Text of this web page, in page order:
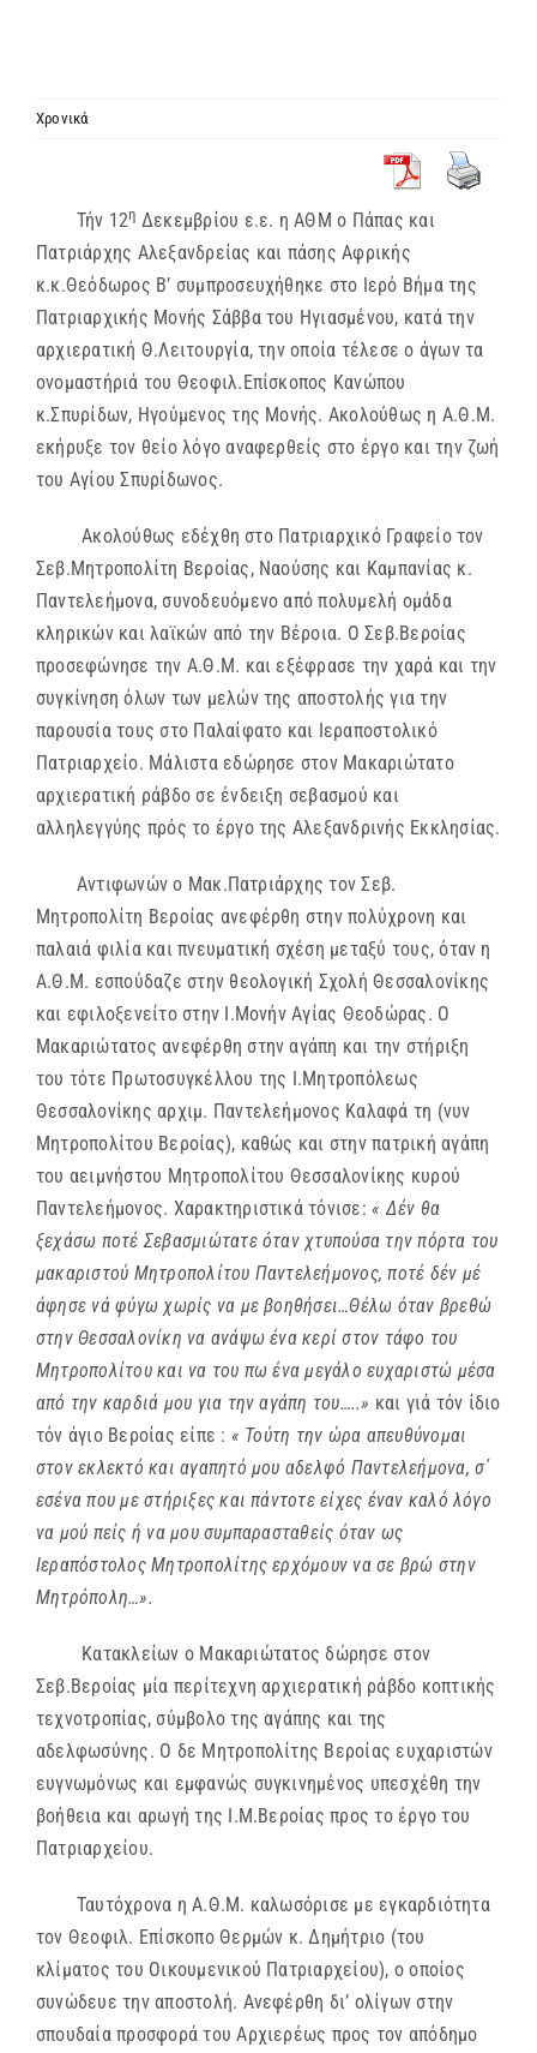
ΕΝΗΜΕΡΩΣΗ
Χρονικά
Τήν 12η Δεκεμβρίου ε.ε. η ΑΘΜ ο Πάπας και
Πατριάρχης Αλεξανδρείας και πάσης Αφρικής
κ.κ.Θεόδωρος Β’ συμπροσευχήθηκε στο Ιερό Βήμα της
Πατριαρχικής Μονής Σάββα του Ηγιασμένου, κατά την
αρχιερατική Θ.Λειτουργία, την οποία τέλεσε ο άγων τα
ονομαστήριά του Θεοφιλ.Επίσκοπος Κανώπου
κ.Σπυρίδων, Ηγούμενος της Μονής. Ακολούθως η Α.Θ.Μ.
εκήρυξε τον θείο λόγο αναφερθείς στο έργο και την ζωή
του Αγίου Σπυρίδωνος.
Ακολούθως εδέχθη στο Πατριαρχικό Γραφείο τον
Σεβ.Μητροπολίτη Βεροίας, Ναούσης και Καμπανίας κ.
Παντελεήμονα, συνοδευόμενο από πολυμελή ομάδα
κληρικών και λαϊκών από την Βέροια. Ο Σεβ.Βεροίας
προσεφώνησε την Α.Θ.Μ. και εξέφρασε την χαρά και την
συγκίνηση όλων των μελών της αποστολής για την
παρουσία τους στο Παλαίφατο και Ιεραποστολικό
Πατριαρχείο. Μάλιστα εδώρησε στον Μακαριώτατο
αρχιερατική ράβδο σε ένδειξη σεβασμού και
αλληλεγγύης πρός το έργο της Αλεξανδρινής Εκκλησίας.
Αντιφωνών ο Μακ.Πατριάρχης τον Σεβ.
Μητροπολίτη Βεροίας ανεφέρθη στην πολύχρονη και
παλαιά φιλία και πνευματική σχέση μεταξύ τους, όταν η
Α.Θ.Μ. εσπούδαζε στην θεολογική Σχολή Θεσσαλονίκης
και εφιλοξενείτο στην Ι.Μονήν Αγίας Θεοδώρας. Ο
Μακαριώτατος ανεφέρθη στην αγάπη και την στήριξη
του τότε Πρωτοσυγκέλλου της Ι.Μητροπόλεως
Θεσσαλονίκης αρχιμ. Παντελεήμονος Καλαφά τη (νυν
Μητροπολίτου Βεροίας), καθώς και στην πατρική αγάπη
του αειμνήστου Μητροπολίτου Θεσσαλονίκης κυρού
Παντελεήμονος. Χαρακτηριστικά τόνισε:« Δέν θα
ξεχάσω ποτέ Σεβασμιώτατε όταν χτυπούσα την πόρτα του
μακαριστού Μητροπολίτου Παντελεήμονος, ποτέ δέν μέ
άφησε νά φύγω χωρίς να με βοηθήσει…Θέλω όταν βρεθώ
στην Θεσσαλονίκη να ανάψω ένα κερί στον τάφο του
Μητροπολίτου και να του πω ένα μεγάλο ευχαριστώ μέσα
από την καρδιά μου για την αγάπη του…..» και γιά τόν ίδιο
τόν άγιο Βεροίας είπε : « Τούτη την ώρα απευθύνομαι
στον εκλεκτό και αγαπητό μου αδελφό Παντελεήμονα, σ΄
εσένα που με στήριξες και πάντοτε είχες έναν καλό λόγο
να μού πείς ή να μου συμπαρασταθείς όταν ως
Ιεραπόστολος Μητροπολίτης ερχόμουν να σε βρώ στην
Μητρόπολη…».
Κατακλείων ο Μακαριώτατος δώρησε στον
Σεβ.Βεροίας μία περίτεχνη αρχιερατική ράβδο κοπτικής
τεχνοτροπίας, σύμβολο της αγάπης και της
αδελφωσύνης. Ο δε Μητροπολίτης Βεροίας ευχαριστών
ευγνωμόνως και εμφανώς συγκινημένος υπεσχέθη την
βοήθεια και αρωγή της Ι.Μ.Βεροίας προς το έργο του
Πατριαρχείου.
Ταυτόχρονα η Α.Θ.Μ. καλωσόρισε με εγκαρδιότητα
τον Θεοφιλ. Επίσκοπο Θερμών κ. Δημήτριο (του
κλίματος του Οικουμενικού Πατριαρχείου), ο οποίος
συνώδευε την αποστολή. Ανεφέρθη δι’ ολίγων στην
σπουδαία προσφορά του Αρχιερέως προς τον απόδημο